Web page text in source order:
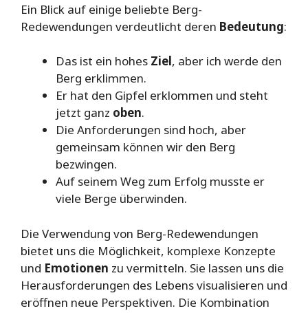
Ein Blick auf einige beliebte Berg-
Redewendungen verdeutlicht deren Bedeutung:
Das ist ein hohes Ziel, aber ich werde den
Berg erklimmen.
Er hat den Gipfel erklommen und steht
jetzt ganz oben.
Die Anforderungen sind hoch, aber
gemeinsam können wir den Berg
bezwingen.
Auf seinem Weg zum Erfolg musste er
viele Berge überwinden.
Die Verwendung von Berg-Redewendungen
bietet uns die Möglichkeit, komplexe Konzepte
und Emotionen zu vermitteln. Sie lassen uns die
Herausforderungen des Lebens visualisieren und
eröffnen neue Perspektiven. Die Kombination